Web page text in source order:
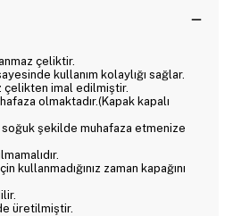
çeliktir.
kullanım kolaylığı sağlar.
çelikten imal edilmiştir.
olmaktadır.(Kapak kapalı
şekilde muhafaza etmenize
kullanmadığınız zaman kapağını
üretilmiştir.